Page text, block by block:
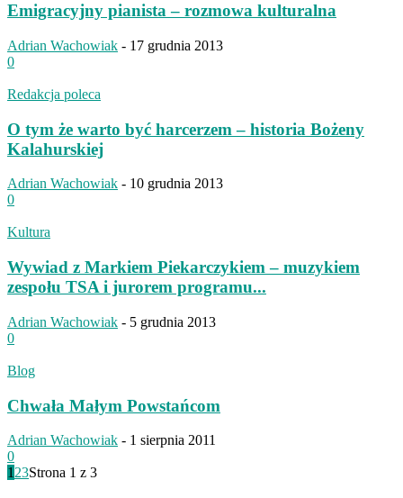
Emigracyjny pianista – rozmowa kulturalna
Adrian Wachowiak - 17 grudnia 2013
0
Redakcja poleca
O tym że warto być harcerzem – historia Bożeny
Kalahurskiej
Adrian Wachowiak - 10 grudnia 2013
0
Kultura
Wywiad z Markiem Piekarczykiem – muzykiem
zespołu TSA i jurorem programu...
Adrian Wachowiak - 5 grudnia 2013
0
Blog
Chwała Małym Powstańcom
Adrian Wachowiak - 1 sierpnia 2011
0
1 23Strona 1 z 3